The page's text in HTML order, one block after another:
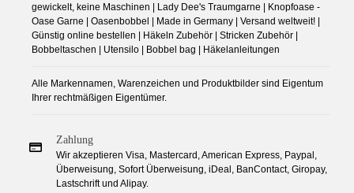
gewickelt, keine Maschinen | Lady Dee's Traumgarne | Knopfoase -
Oase Garne | Oasenbobbel | Made in Germany | Versand weltweit! |
Günstig online bestellen | Häkeln Zubehör | Stricken Zubehör |
Bobbeltaschen | Utensilo | Bobbel bag | Häkelanleitungen
Alle Markennamen, Warenzeichen und Produktbilder sind Eigentum
Ihrer rechtmäßigen Eigentümer.
Zahlung
Wir akzeptieren Visa, Mastercard, American Express, Paypal,
Überweisung, Sofort Überweisung, iDeal, BanContact, Giropay,
Lastschrift und Alipay.